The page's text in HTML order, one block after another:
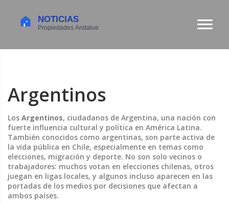
Argentinos
Los Argentinos, ciudadanos de Argentina, una nación con
fuerte influencia cultural y política en América Latina.
También conocidos como argentinas, son parte activa de
la vida pública en Chile, especialmente en temas como
elecciones, migración y deporte. No son solo vecinos o
trabajadores: muchos votan en elecciones chilenas, otros
juegan en ligas locales, y algunos incluso aparecen en las
portadas de los medios por decisiones que afectan a
ambos países.